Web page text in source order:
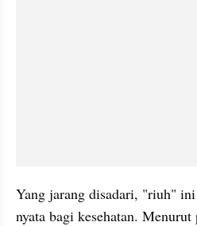
Yang jarang disadari, "riuh"
nyata bagi kesehatan. Menurut